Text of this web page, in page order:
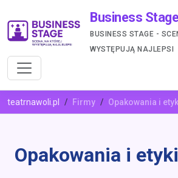
Business Stage
BUSINESS STAGE -
WYSTĘPUJĄ NAJLEPSI
teatrnawoli.pl Firmy Opakowania i
Opakowania i